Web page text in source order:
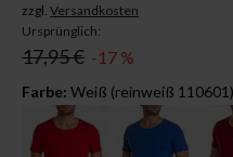
zzgl. Versandkosten
Ursprünglich:
17,95 € -17 %
Farbe: Weiß (reinweiß 110601)